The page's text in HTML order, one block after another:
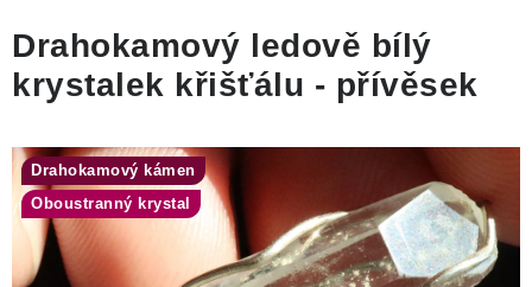
KAMENY ZE SVĚTA
BROUŠENÉ
SLEVY
ÚČINKY
KRYSTALY
Drahokamový ledově bílý
krystalek křišťálu - přívěsek
Drahokamový kámen
Oboustranný krystal